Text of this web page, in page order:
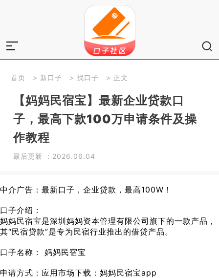
首页 > 新口子 > 找口子 > 正文
【妈妈民宿宝】最新企业贷款口
子，最高下款100万申请条件及操
作教程
最后更新 ：2026.06.04
中介广告：最新口子，企业贷款，最高100W！
口子介绍：
妈妈民宿宝是深圳妈妈资本管理有限公司旗下的一款产品，
其“民宿贷款”是专为民宿行业推出的借贷产品。
口子名称： 妈妈民宿宝
申请方式：应用市场下载：妈妈民宿宝app